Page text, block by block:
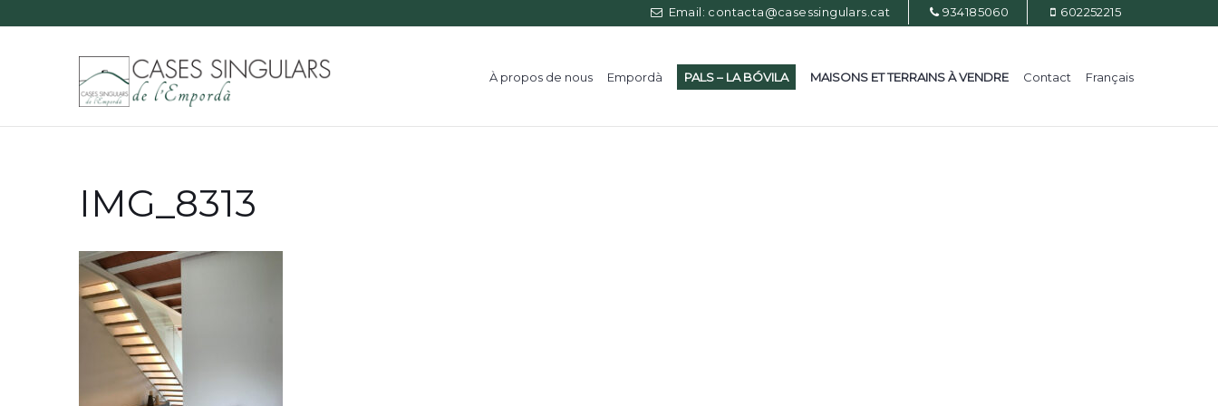
Email: contacta@casessingulars.cat 934185060 602252215
À propos de nous Empordà PALS – LA BÓVILA MAISONS ET TERRAINS À VENDRE Contact Français
IMG_8313